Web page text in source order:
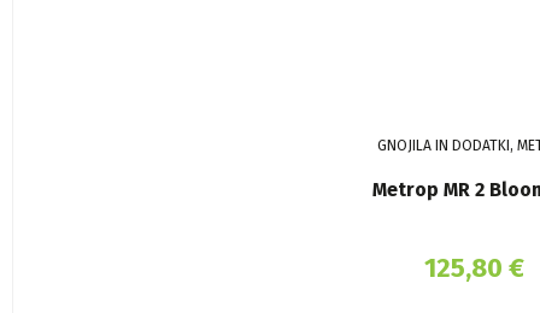
GNOJILA IN DODATKI,
Metrop MR 2
125,80 €